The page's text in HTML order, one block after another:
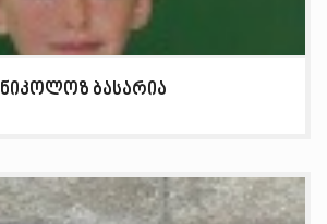
ნიკოლოზ ბასარია